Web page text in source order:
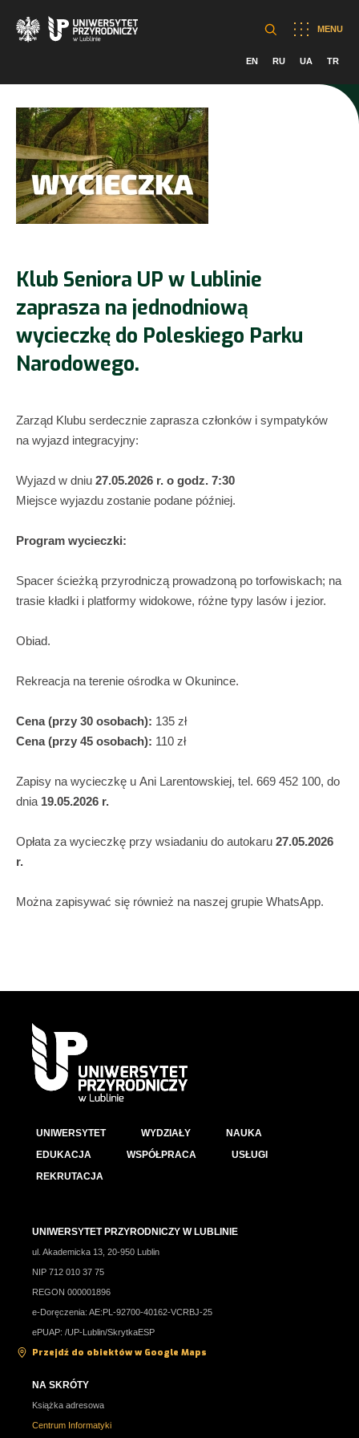
MENU
EN RU UA TR
Klub Seniora UP w Lublinie
zaprasza na jednodniową
wycieczkę do Poleskiego Parku
Narodowego.
Zarząd Klubu serdecznie zaprasza członków i sympatyków
na wyjazd integracyjny:
Wyjazd w dniu 27.05.2026 r. o godz. 7:30
Miejsce wyjazdu zostanie podane później.
Program wycieczki:
Spacer ścieżką przyrodniczą prowadzoną po torfowiskach; na
trasie kładki i platformy widokowe, różne typy lasów i jezior.
Obiad.
Rekreacja na terenie ośrodka w Okunince.
Cena (przy 30 osobach): 135 zł
Cena (przy 45 osobach): 110 zł
Zapisy na wycieczkę u Ani Larentowskiej, tel. 669 452 100, do
dnia 19.05.2026 r.
Opłata za wycieczkę przy wsiadaniu do autokaru 27.05.2026
r.
Można zapisywać się również na naszej grupie WhatsApp.
UNIWERSYTET WYDZIAŁY
NAUKA
EDUKACJA
WSPÓŁPRACA
USŁUGI
REKRUTACJA
UNIWERSYTET PRZYRODNICZY W LUBLINIE
ul. Akademicka 13, 20-950 Lublin
NIP 712 010 37 75
REGON 000001896
e-Doręczenia: AE:PL-92700-40162-VCRBJ-25
ePUAP: /UP-Lublin/SkrytkaESP
Przejdź do obiektów w Google Maps
NA SKRÓTY
Książka adresowa
Centrum Informatyki